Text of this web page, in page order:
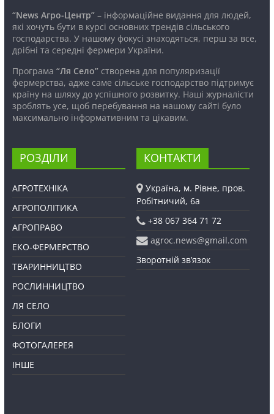
“News Агро-Центр”– інформаційне видання для людей,
які хочуть бути в курсі основних трендів сільського
господарства. У нашому фокусі знаходяться, перш за все,
дрібні та середні фермери України.
Програма “Ля Село”створена для популяризації
фермерства, адже саме сільське господарство підтримує
країну на шляху до успішного розвитку. Наші журналісти
зроблять усе, щоб перебування на нашому сайті було
максимально інформативним та цікавим.
РОЗДІЛИ
АГРОТЕХНІКА
АГРОПОЛІТИКА
АГРОПРАВО
ЕКО-ФЕРМЕРСТВО
ТВАРИННИЦТВО
РОСЛИННИЦТВО
ЛЯ СЕЛО
БЛОГИ
ФОТОГАЛЕРЕЯ
ІНШЕ
КОНТАКТИ
Україна, м. Рівне, пров.
Робітничий, 6а
+38 067 364 71 72
agroc.news@gmail.com
Зворотній зв’язок